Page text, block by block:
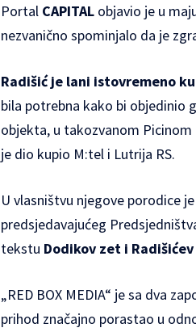
Portal CAPITAL objavio je u
nezvanično spominjalo da je
Radišić je lani istovremeno
bila potrebna kako bi objedinio
objekta, u takozvanom
je dio kupio M:tel i Lutrija RS.
U vlasništvu njegove porodice
predsjedavajućeg
tekstu Dodikov zet i
„RED BOX MEDIA“ je sa dva
prihod značajno porastao u